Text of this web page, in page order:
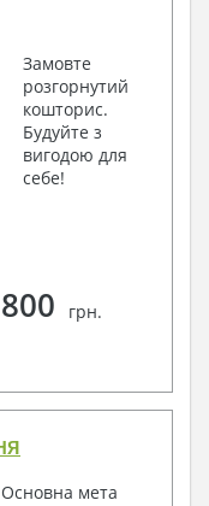
Замовте
розгорнутий
кошторис.
Будуйте з
вигодою для
себе!
грн.
Основна мета